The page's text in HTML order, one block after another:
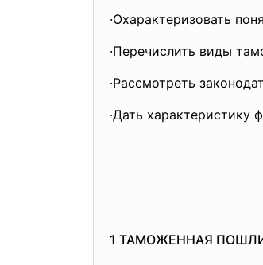
·Охарактеризовать
·Перечислить виды
·Рассмотреть
·Дать
1 ТАМОЖЕННАЯ